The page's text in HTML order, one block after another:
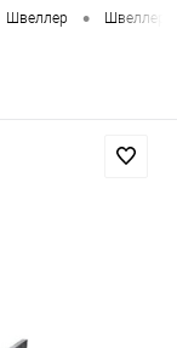
Швеллер • Швеллер